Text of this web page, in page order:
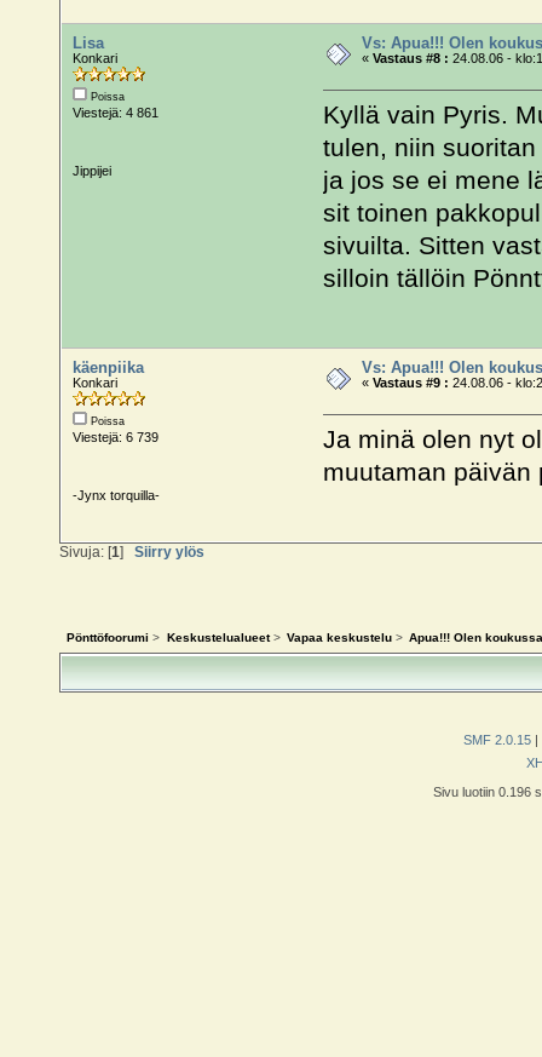
Lisa
Konkari
Poissa
Viestejä: 4 861
Jippijei
Vs: Apua!!! Olen
«Vastaus #8 : 24.08.06 -
Kyllä vain Pyris.
tulen, niin
ja jos se ei mene
sit toinen
sivuilta. Sitten
silloin tällöin
käenpiika
Konkari
Poissa
Viestejä: 6 739
-Jynx torquilla-
Vs: Apua!!! Olen
«Vastaus #9 : 24.08.06 -
Ja minä olen nyt
muutaman päivän
Sivuja: [1] Siirry ylös
Pönttöfoorumi > Keskustelualueet> Vapaa keskustelu> Apua!!! Olen
SMF 2.0.15 |
Sivu luotiin 0.196